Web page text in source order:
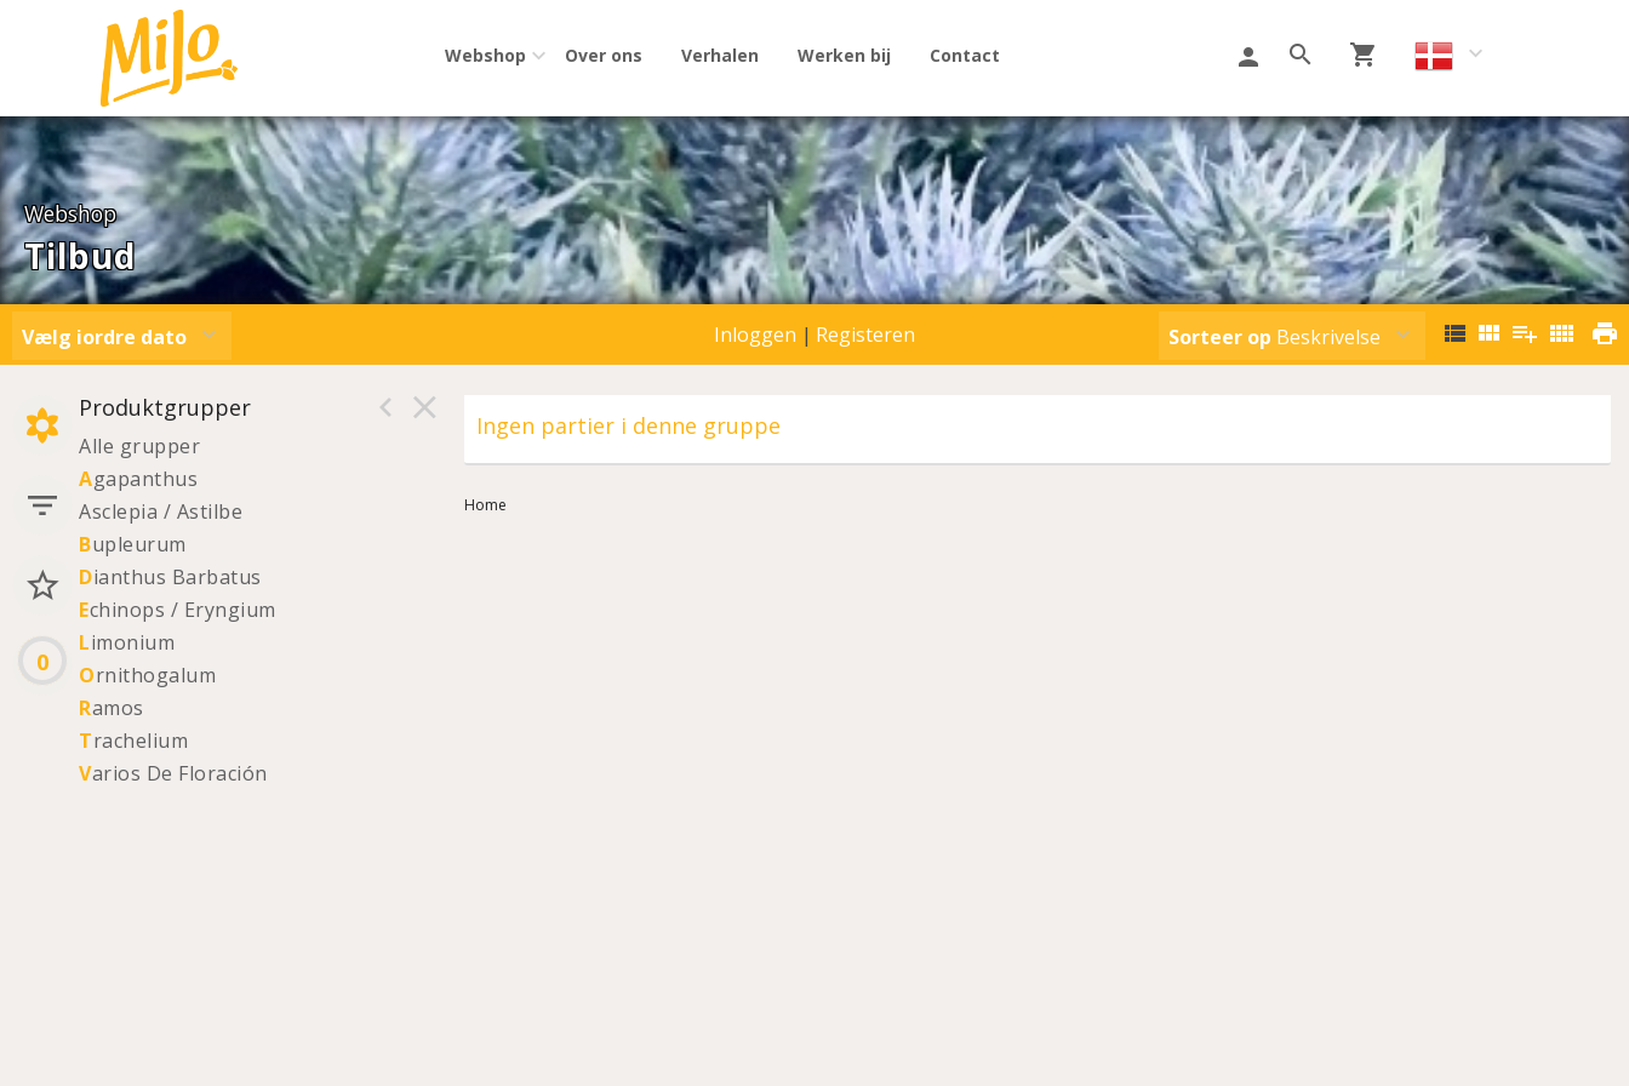
Webshop Over ons Verhalen Werken bij Contact
Webshop
Tilbud
Vælg iordre dato Inloggen | Registeren Sorteer op Beskrivelse
0
Produktgrupper
Alle grupper
Agapanthus
Asclepia / Astilbe
Bupleurum
Dianthus Barbatus
Echinops / Eryngium
Limonium
Ornithogalum
Ramos
Trachelium
Varios De Floración
Ingen partier i denne gruppe
Home